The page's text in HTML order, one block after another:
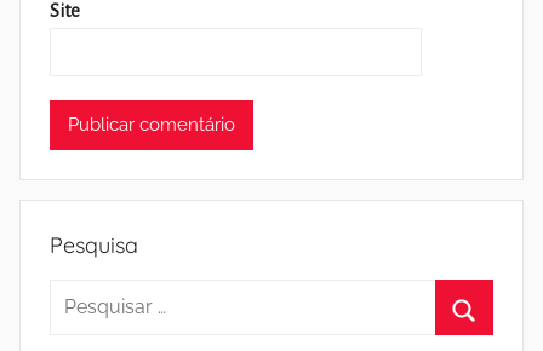
Site
Pesquisa
Pesquisar